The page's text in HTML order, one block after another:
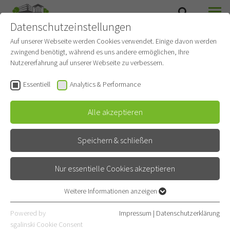
Islamische
Krankenhausseelsorge
Gehört zuThoraxklinik
Röntgenstraße 1
69126 Heidelberg
06221 396-2102
Datenschutzeinstellungen
Auf unserer Webseite werden Cookies verwendet. Einige davon werden
zwingend benötigt, während es uns andere ermöglichen, Ihre
Nutzererfahrung auf unserer Webseite zu verbessern.
Essentiell Analytics & Performance
Alle akzeptieren
Speichern & schließen
Nur essentielle Cookies akzeptieren
Essentielle Cookies werden für grundlegende Funktionen der
Webseite benötigt. Dadurch ist gewährleistet, dass die Webseite
Weitere Informationen anzeigen
Powered by
sgalinski Cookie Consent
Impressum | Datenschutzerklärung